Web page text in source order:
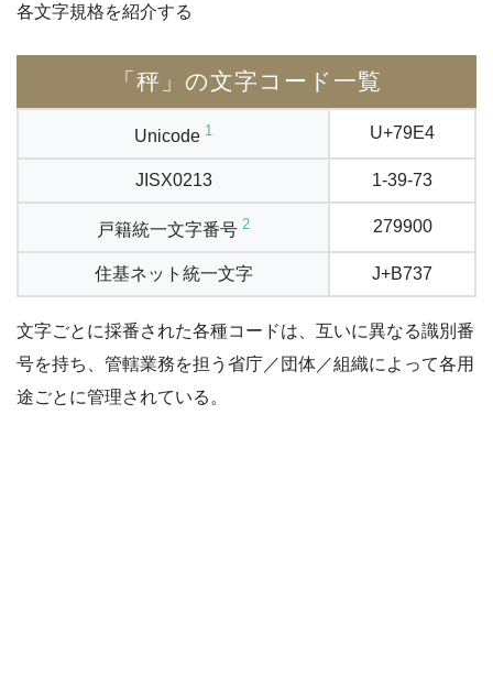
各文字規格を紹介する
「秤」の文字コード一覧
Unicode 1 U+79E4
JISX0213 1-39-73
戸籍統一文字番号 2 279900
住基ネット統一文字 J+B737
文字ごとに採番された各種コードは、互いに異なる識別番
号を持ち、管轄業務を担う省庁／団体／組織によって各用
途ごとに管理されている。